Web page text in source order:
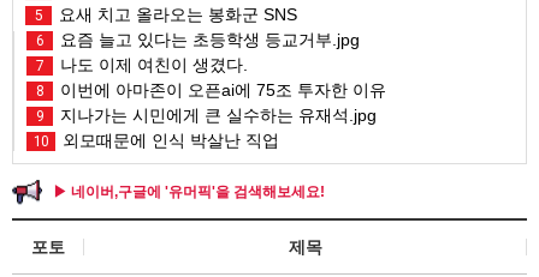
5 요새 치고 올라오는 봉화군 SNS
6 요즘 늘고 있다는 초등학생 등교거부.jpg
7 나도 이제 여친이 생겼다.
8 이번에 아마존이 오픈ai에 75조 투자한 이유
9 지나가는 시민에게 큰 실수하는 유재석.jpg
10 외모때문에 인식 박살난 직업
▶ 네이버,구글에 '유머픽'을 검색해보세요!
포토 제목